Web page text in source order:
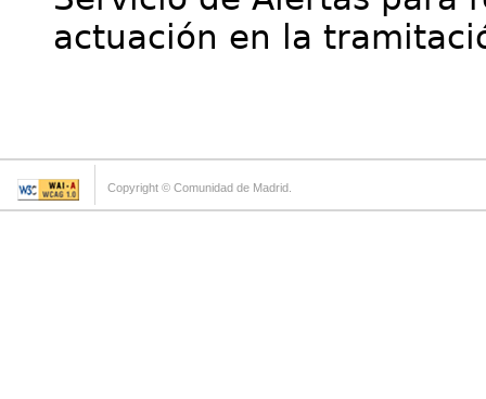
actuación en la
Copyright © Comunidad de Madrid.